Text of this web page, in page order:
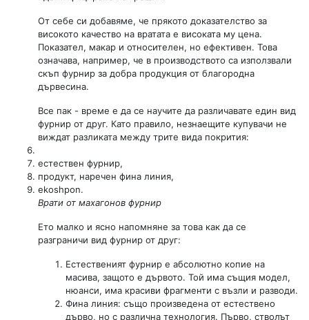
От себе си добавяме, че прякото доказателство за
високото качество на вратата е високата му цена.
Показател, макар и относителен, но ефективен. Това
означава, например, че в производството са използвали
скъп фурнир за добра продукция от благородна
дървесина.
Все пак - време е да се научите да различавате един вид
фурнир от друг. Като правило, незнаещите купувачи не
виждат разликата между трите вида покрития:
естествен фурнир,
продукт, наречен фина линия,
ekoshpon.
Врати от махагонов фурнир
Ето малко и ясно напомняне за това как да се
разграничи вид фурнир от друг:
Естественият фурнир е абсолютно копие на
масива, защото е дървото. Той има същия модел,
нюанси, има красиви фрагменти с възли и разводи.
Фина линия: също произведена от естествено
дърво, но с различна технология. Първо, стволът